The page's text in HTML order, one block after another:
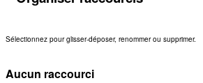
Sélectionnez pour glisser-déposer, renommer ou supprimer.
Aucun raccourci